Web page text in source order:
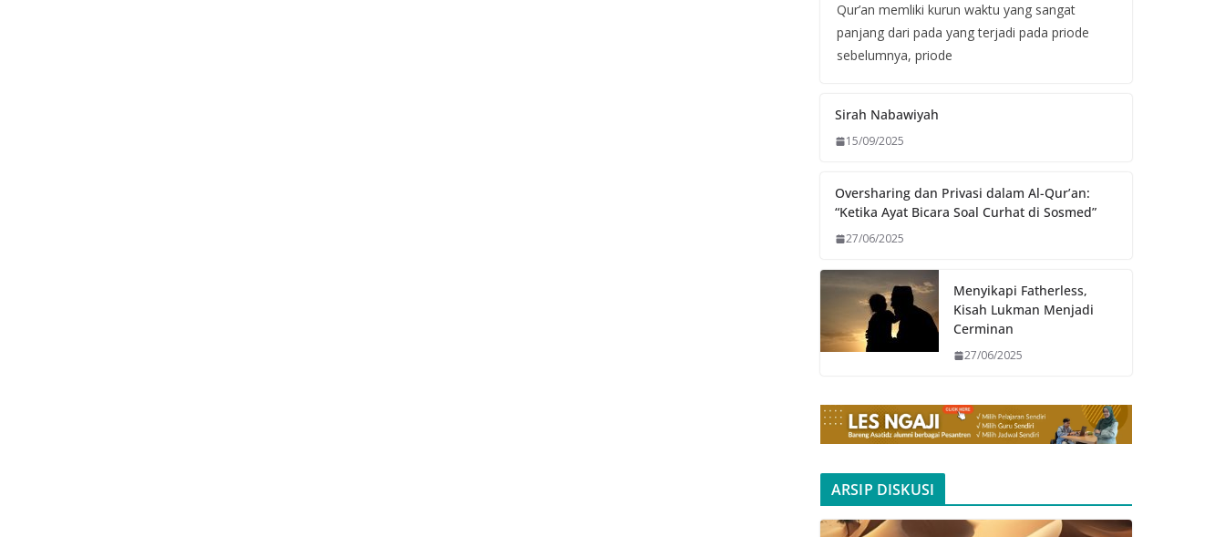
Qur’an memliki kurun waktu yang sangat
panjang dari pada yang terjadi pada priode
sebelumnya, priode
Sirah Nabawiyah
15/09/2025
Oversharing dan Privasi dalam Al-Qur’an:
“Ketika Ayat Bicara Soal Curhat di Sosmed”
27/06/2025
Menyikapi Fatherless,
Kisah Lukman Menjadi
Cerminan
27/06/2025
ARSIP DISKUSI